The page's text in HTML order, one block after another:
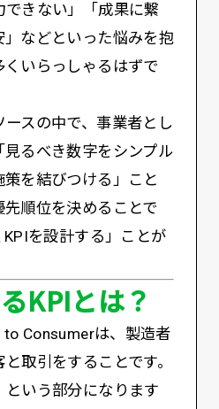
できない」「成果に繋
」などといった悩みを抱
くいらっしゃるはずで
ースの中で、事業者とし
るべき数字をシンプル
を結びつける」こと
順位を決めることで
を設計する」ことが
KPIとは？
Consumerは、製造者
取引をすることです。
という部分になります